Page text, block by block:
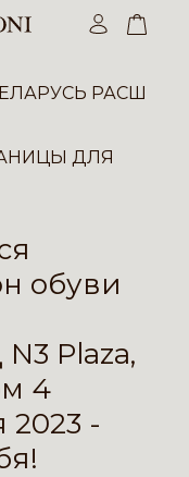
ДЛЯ
обуви
Plaza,
4
2023 -